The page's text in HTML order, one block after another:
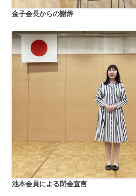
金子会長からの謝辞
池本会員による閉会宣言